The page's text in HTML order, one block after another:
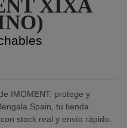
XIXA
IMOMENT: protege y
Spain, tu tienda
stock real y envío rápido.